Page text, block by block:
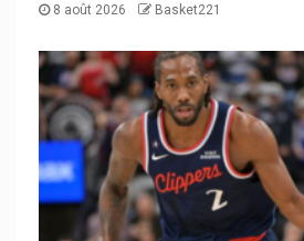
8 août 2026 Basket221